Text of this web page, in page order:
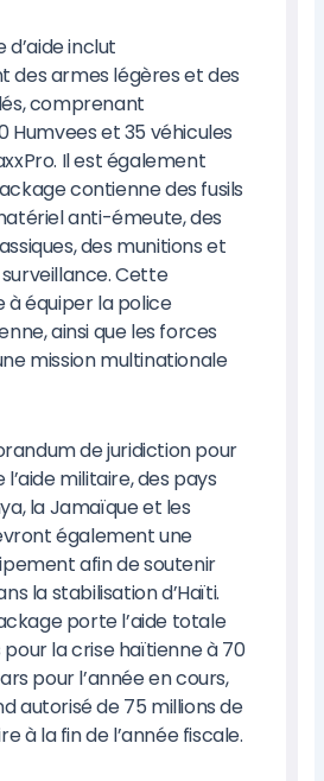
inclut
des armes légères et des
comprenant
et 35 véhicules
Il est également
contienne des fusils
anti-émeute, des
des munitions et
Cette
à équiper la police
ainsi que les forces
mission multinationale
de juridiction pour
militaire, des pays
la Jamaïque et les
également une
afin de soutenir
la stabilisation d’Haïti.
porte l’aide totale
la crise haïtienne à 70
pour l’année en cours,
autorisé de 75 millions de
à la fin de l’année fiscale.